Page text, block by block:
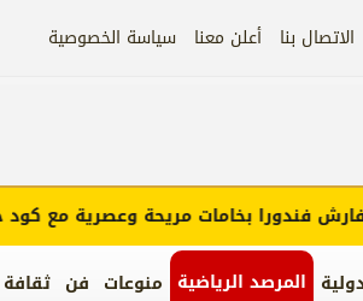
الاتصال بنا أعلن معنا سياسة الخصوصية
المرصد الرياضية منوعات فن ثقافة
بخامات مريحة وعصرية مع كود خصم